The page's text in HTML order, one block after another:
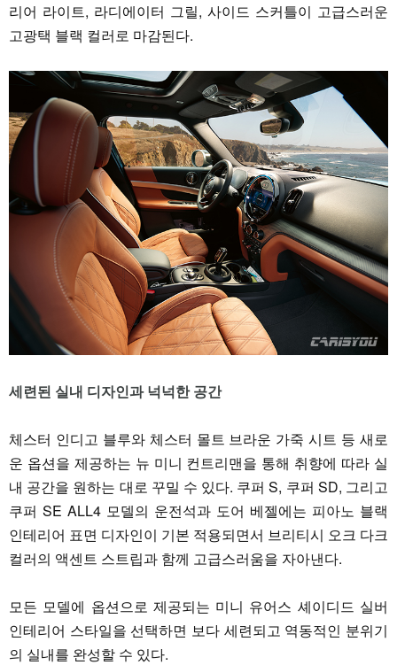
리어 라이트, 라디에이터 그릴, 사이드 스커틀이 고급스러운
고광택 블랙 컬러로 마감된다.
세련된 실내 디자인과 넉넉한 공간
체스터 인디고 블루와 체스터 몰트 브라운 가죽 시트 등 새로
운 옵션을 제공하는 뉴 미니 컨트리맨을 통해 취향에 따라 실
내 공간을 원하는 대로 꾸밀 수 있다. 쿠퍼 S, 쿠퍼 SD, 그리고
쿠퍼 SE ALL4 모델의 운전석과 도어 베젤에는 피아노 블랙
인테리어 표면 디자인이 기본 적용되면서 브리티시 오크 다크
컬러의 액센트 스트립과 함께 고급스러움을 자아낸다.
모든 모델에 옵션으로 제공되는 미니 유어스 셰이디드 실버
인테리어 스타일을 선택하면 보다 세련되고 역동적인 분위기
의 실내를 완성할 수 있다.